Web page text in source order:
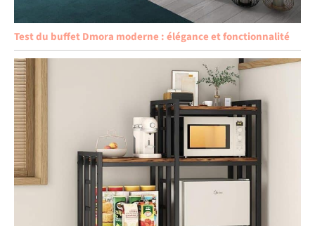
Test du buffet Dmora moderne : élégance et fonctionnalité